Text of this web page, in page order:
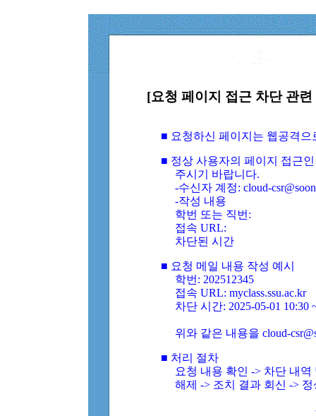
[요청 페이지 접근 차단 관
■ 요청하신 페이지는 웹공격
■ 정상 사용자의 페이지 접근
주시기 바랍니다.
-수신자 계정: cloud-
-작성 내용
학번 또는 직번:
접속 URL:
차단된 시간
■ 요청 메일 내용 작성 예시
학번: 202512345
접속 URL: myclass.ssu.ac.kr
차단 시간: 2025-05-01 10:30
위와 같은 내용을 cloud-
■ 처리 절차
요청 내용 확인 -> 차단 내
해제 -> 조치 결과 회신 ->